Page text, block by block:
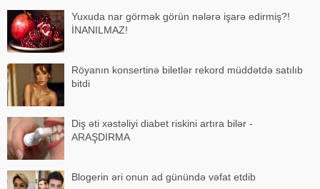
Yuxuda nar görmək görün nələrə işarə edirmiş?!
İNANILMAZ!
Röyanın konsertinə biletlər rekord müddətdə satılıb
bitdi
Diş əti xəstəliyi diabet riskini artıra bilər -
ARAŞDIRMA
Blogerin əri onun ad günündə vəfat etdib